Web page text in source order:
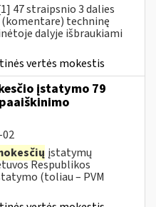
47 straipsnio 3 dalies
techninę
dalyje išbraukiami
vertės mokestis
įstatymo 79
įstatymų
Respublikos
(toliau – PVM